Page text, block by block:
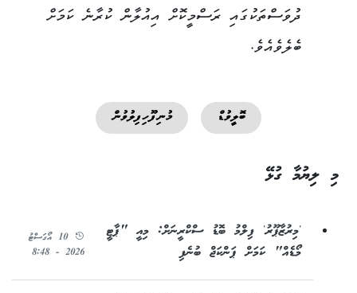
ދުވަސްތަކުގައި ރަސްމީކޮށް އިއުލާން ކުރާނެ ކަމަށް
ބެލެވެއެވެ.
ބޮލީވުޑް މުނިފޫހިފިލުވުން
މި ލިޔުމާ ގުޅޭ
'މިރުޒާޕޫރު' ފިލްމު ބޮޑު ސްކްރީނަށް: މިއީ "ޕާޓީ
މޯޑެއް" ކަމަށް ޕަންކަޖް ބުނެފި
10 އޯގަސްޓު
2026 - 8:48